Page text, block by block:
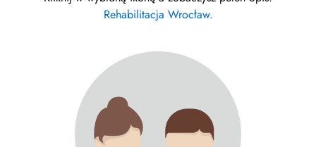
Rehabilitacja Wrocław.